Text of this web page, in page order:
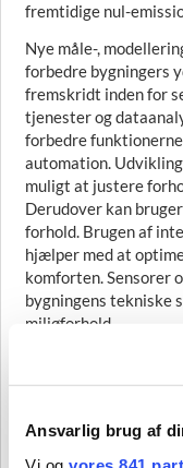
Ansvarlig brug af
fremtidige nul-
Nye måle-,
forbedre bygningers
fremskridt inden for
tjenester og
forbedre
automation.
muligt at justere
Derudover kan
forhold. Brugen af
hjælper med at
komforten. Sensorer
bygningens tekniske
miljøforhold.
For at forbedre den
bygningsautomation
målingernes relevans